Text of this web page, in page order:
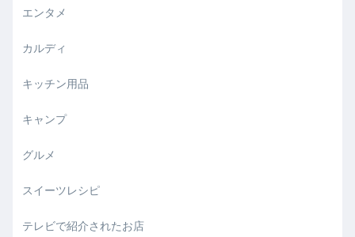
エンタメ
カルディ
キッチン用品
キャンプ
グルメ
スイーツレシピ
テレビで紹介されたお店